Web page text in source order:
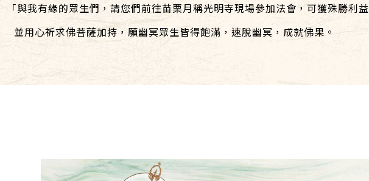
「與我有緣的眾生們，請您們前往苗栗月稱光明寺現場參加法會，可獲殊勝利
並用心祈求佛菩薩加持，願幽冥眾生皆得飽滿，速脫幽冥，成就佛果。